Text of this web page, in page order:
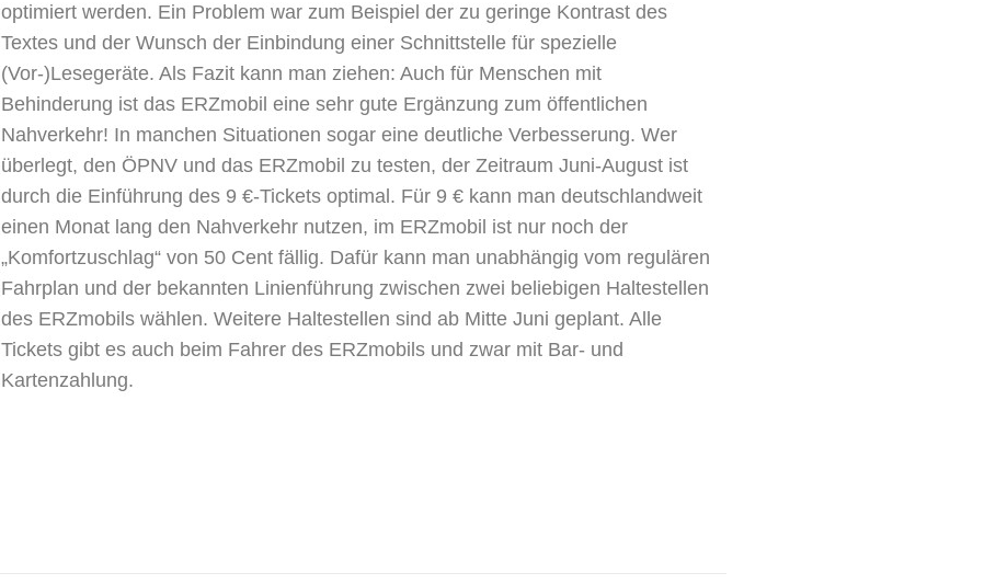
optimiert werden. Ein Problem war zum Beispiel der zu geringe Kontrast des
Textes und der Wunsch der Einbindung einer Schnittstelle für spezielle
(Vor-)Lesegeräte. Als Fazit kann man ziehen: Auch für Menschen mit
Behinderung ist das ERZmobil eine sehr gute Ergänzung zum öffentlichen
Nahverkehr! In manchen Situationen sogar eine deutliche Verbesserung. Wer
überlegt, den ÖPNV und das ERZmobil zu testen, der Zeitraum Juni-August ist
durch die Einführung des 9 €-Tickets optimal. Für 9 € kann man deutschlandweit
einen Monat lang den Nahverkehr nutzen, im ERZmobil ist nur noch der
„Komfortzuschlag“ von 50 Cent fällig. Dafür kann man unabhängig vom regulären
Fahrplan und der bekannten Linienführung zwischen zwei beliebigen Haltestellen
des ERZmobils wählen. Weitere Haltestellen sind ab Mitte Juni geplant. Alle
Tickets gibt es auch beim Fahrer des ERZmobils und zwar mit Bar- und
Kartenzahlung.